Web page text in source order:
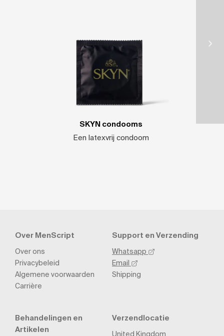
SKYN condooms
Een latexvrij condoom
Over MenScript
Over ons
Privacybeleid
Algemene voorwaarden
Carrière
Support en Verzending
Whatsapp
Email
Shipping
Behandelingen en
Artikelen
Verzendlocatie
United Kingdom